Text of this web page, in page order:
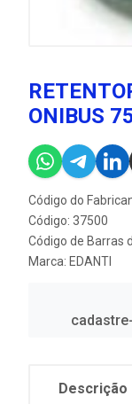
ONIBUS
Código do
Código: 37500
Código de Barras
Marca: EDANTI
Descrição